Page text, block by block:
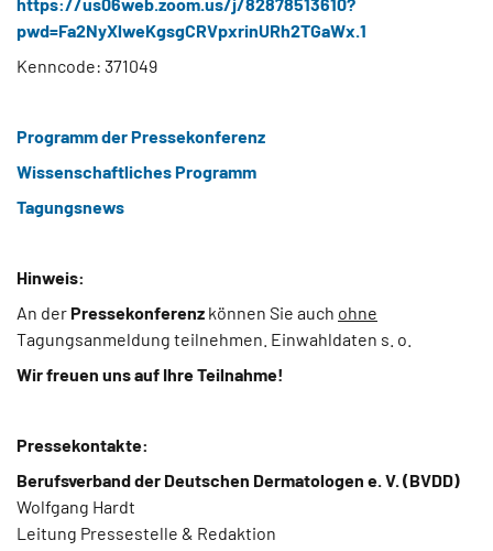
pwd=Fa2NyXlweKgsgCRVpxrinURh2TGaWx.1
Kenncode: 371049
Programm der Pressekonferenz
Wissenschaftliches Programm
Tagungsnews
Hinweis:
An derPressekonferenz können Sie auch ohne
Tagungsanmeldung teilnehmen. Einwahldaten s. o.
Wir freuen uns auf Ihre Teilnahme!
Pressekontakte:
Berufsverband der Deutschen Dermatologen e. V. (BVDD)
Wolfgang Hardt
Leitung Pressestelle & Redaktion